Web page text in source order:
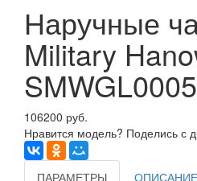
Наручные
Military
106200 руб.
Нравится модель? Поделись с
ПАРАМЕТРЫ ОПИСАНИЕ